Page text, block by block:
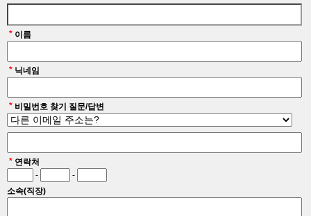
* 이름
* 닉네임
* 비밀번호 찾기 질문/답변
* 연락처
-
-
소속(직장)